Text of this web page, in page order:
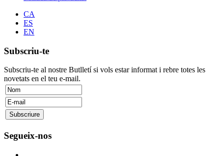
CA
ES
EN
Subscriu-te
Subscriu-te al nostre Butlletí si vols estar informat i rebre totes les
novetats en el teu e-mail.
Segueix-nos